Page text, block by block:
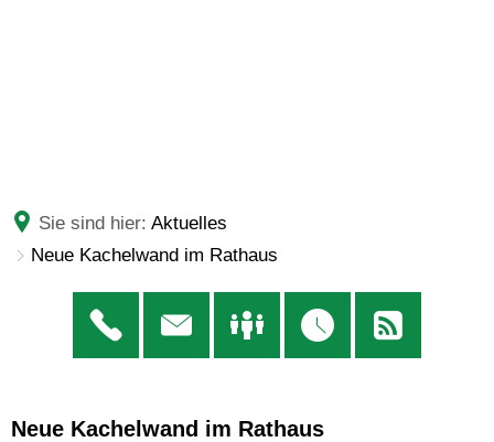
Sie sind hier: Aktuelles
Neue Kachelwand im Rathaus
Neue Kachelwand im Rathaus